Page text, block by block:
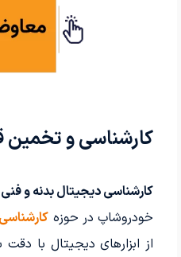
کارشناسی و
کارشناسی دیجیتال بدنه و فنی
خودروشاپ در حوزه کارشناسی